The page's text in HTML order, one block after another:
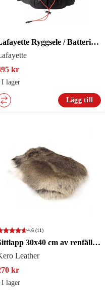
Lafayette Ryggsele / Batteriväst
kr
I lager
Lägg till
4.6 (11)
Sittlapp 30x40 cm av renfäll, behandlad
Leather
kr
I lager